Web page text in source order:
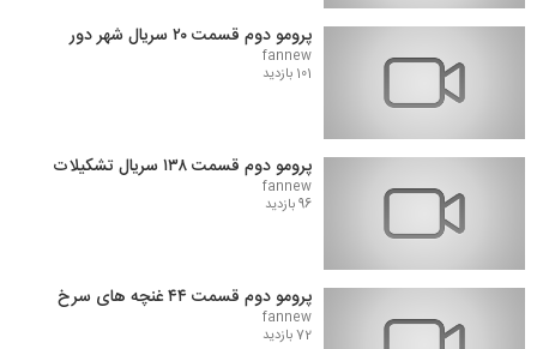
پرومو دوم قسمت ۲۰ سریال شهر دور
fannew
101 بازدید
پرومو دوم قسمت ۱۳۸ سریال تشکیلات
fannew
96 بازدید
پرومو دوم قسمت ۴۴ غنچه های سرخ
fannew
72 بازدید